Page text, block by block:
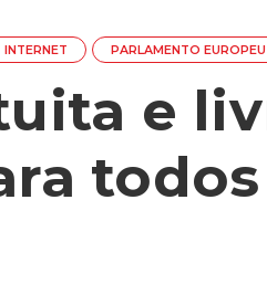
INTERNET PARLAMENTO EUROPEU
e